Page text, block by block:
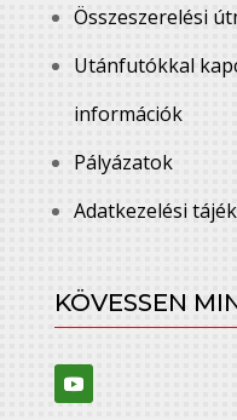
Összeszerelési
Utánfutókkal
információk
Pályázatok
Adatkezelési
KÖVESSEN